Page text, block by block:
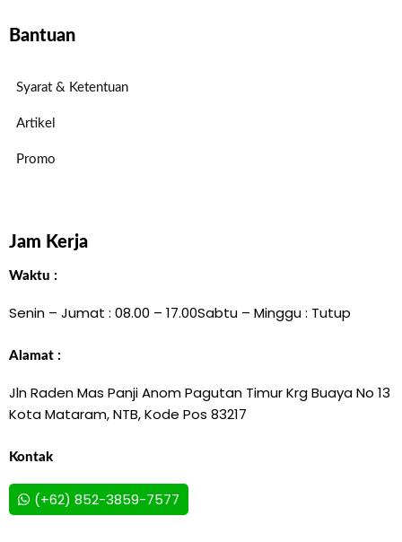
Bantuan
Syarat & Ketentuan
Artikel
Promo
Jam Kerja
Waktu :
Senin – Jumat : 08.00 – 17.00Sabtu – Minggu : Tutup
Alamat :
Jln Raden Mas Panji Anom Pagutan Timur Krg Buaya No 13
Kota Mataram, NTB, Kode Pos 83217
Kontak
(+62) 852-3859-7577